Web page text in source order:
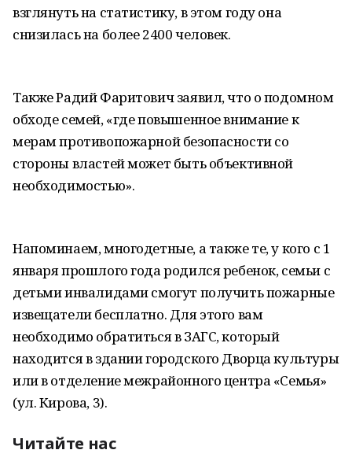
взглянуть на статистику, в этом году она
снизилась на более 2400 человек.
Также Радий Фаритович заявил, что о подомном
обходе семей, «где повышенное внимание к
мерам противопожарной безопасности со
стороны властей может быть объективной
необходимостью».
Напоминаем, многодетные, а также те, у кого с 1
января прошлого года родился ребенок, семьи с
детьми инвалидами смогут получить пожарные
извещатели бесплатно. Для этого вам
необходимо обратиться в ЗАГС, который
находится в здании городского Дворца культуры
или в отделение межрайонного центра «Семья»
(ул. Кирова, 3).
Читайте нас